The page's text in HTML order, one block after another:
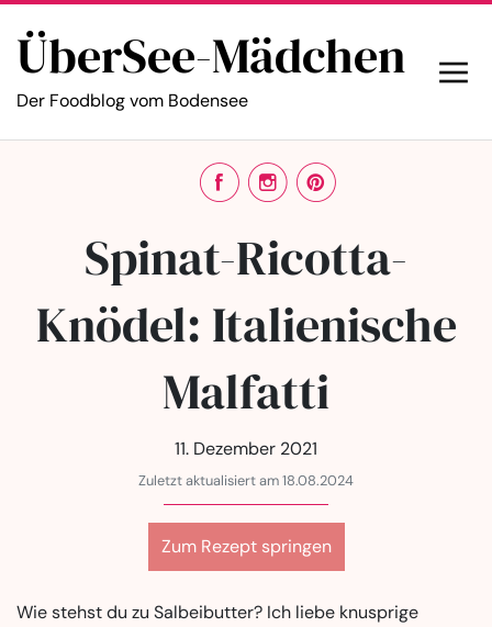
ÜberSee-Mädchen
Der Foodblog vom Bodensee
Spinat-Ricotta-
Knödel: Italienische
Malfatti
11. Dezember 2021
Zuletzt aktualisiert am 18.08.2024
Zum Rezept springen
Wie stehst du zu Salbeibutter? Ich liebe knusprige